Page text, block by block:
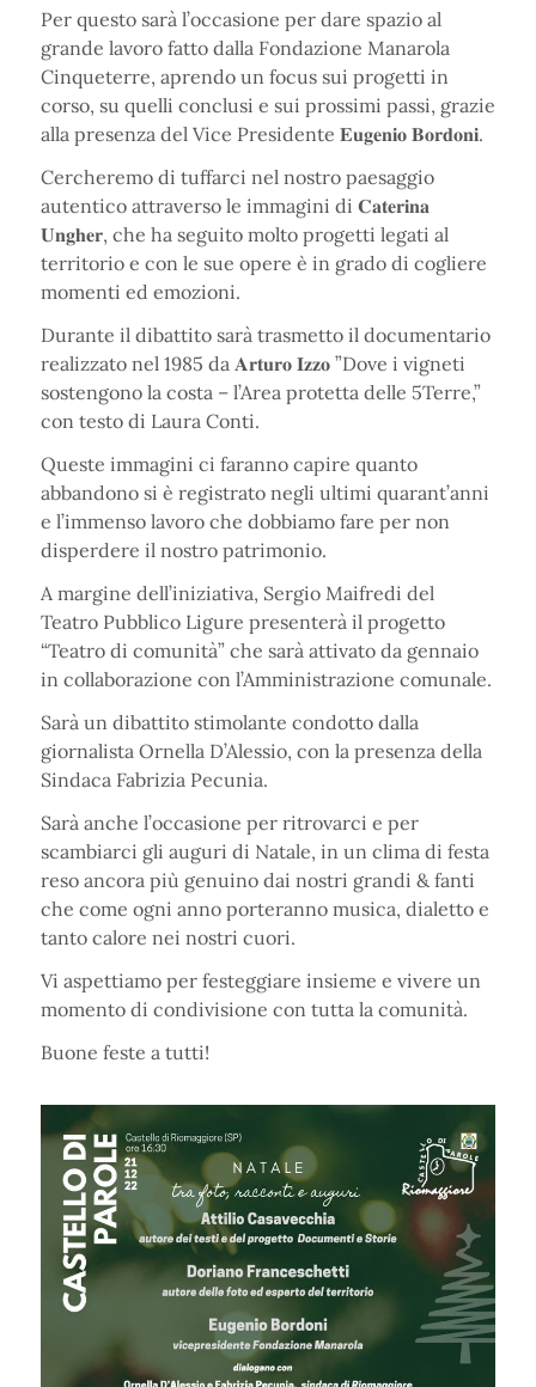
Per questo sarà l’occasione per dare spazio al
grande lavoro fatto dalla Fondazione Manarola
Cinqueterre, aprendo un focus sui progetti in
corso, su quelli conclusi e sui prossimi passi, grazie
alla presenza del Vice Presidente 𝐄𝐮𝐠𝐞𝐧𝐢𝐨 𝐁𝐨𝐫𝐝𝐨𝐧𝐢.
Cercheremo di tuffarci nel nostro paesaggio
autentico attraverso le immagini di 𝐂𝐚𝐭𝐞𝐫𝐢𝐧𝐚
𝐔𝐧𝐠𝐡𝐞𝐫, che ha seguito molto progetti legati al
territorio e con le sue opere è in grado di cogliere
momenti ed emozioni.
Durante il dibattito sarà trasmetto il documentario
realizzato nel 1985 da 𝐀𝐫𝐭𝐮𝐫𝐨 𝐈𝐳𝐳𝐨 ”Dove i vigneti
sostengono la costa – l’Area protetta delle 5Terre,”
con testo di Laura Conti.
Queste immagini ci faranno capire quanto
abbandono si è registrato negli ultimi quarant’anni
e l’immenso lavoro che dobbiamo fare per non
disperdere il nostro patrimonio.
A margine dell’iniziativa, Sergio Maifredi del
Teatro Pubblico Ligure presenterà il progetto
“Teatro di comunità” che sarà attivato da gennaio
in collaborazione con l’Amministrazione comunale.
Sarà un dibattito stimolante condotto dalla
giornalista Ornella D’Alessio, con la presenza della
Sindaca Fabrizia Pecunia.
Sarà anche l’occasione per ritrovarci e per
scambiarci gli auguri di Natale, in un clima di festa
reso ancora più genuino dai nostri grandi & fanti
che come ogni anno porteranno musica, dialetto e
tanto calore nei nostri cuori.
Vi aspettiamo per festeggiare insieme e vivere un
momento di condivisione con tutta la comunità.
Buone feste a tutti!